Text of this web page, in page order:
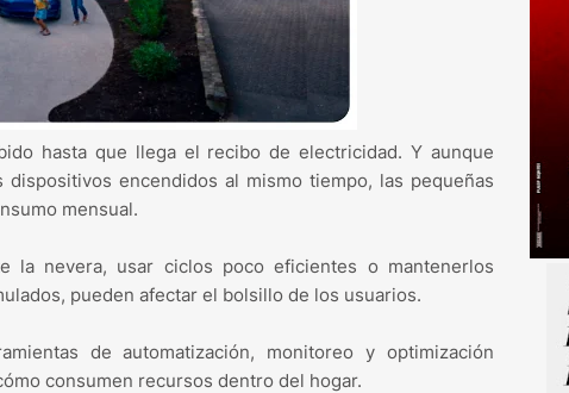
hasta que llega el recibo de electricidad. Y aunque
encendidos al mismo tiempo, las pequeñas
mensual.
la nevera, usar ciclos poco eficientes o mantenerlos
pueden afectar el bolsillo de los usuarios.
de automatización, monitoreo y optimización
consumen recursos dentro del hogar.